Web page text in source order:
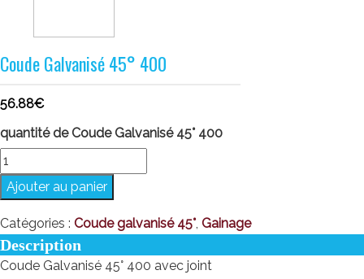
Coude Galvanisé 45° 400
56.88€
quantité de Coude Galvanisé 45° 400
Ajouter au panier
Catégories : Coude galvanisé 45°, Gainage
Description
Coude Galvanisé 45° 400 avec joint